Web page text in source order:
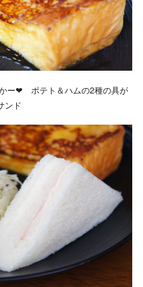
ー❤ ポテト＆ハムの2種の具が
ンド